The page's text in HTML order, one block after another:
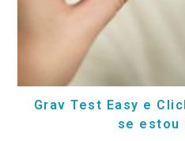
Grav Test Easy e
se estou